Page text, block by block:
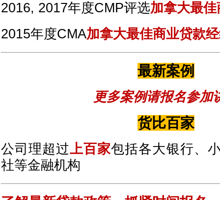
2016, 2017年度CMP评选加拿大最
2015年度CMA加拿大最佳商业贷款
最新案例
更多案例请报名参加
货比百家
公司理超过上百家包括各大银行、
社等金融机构